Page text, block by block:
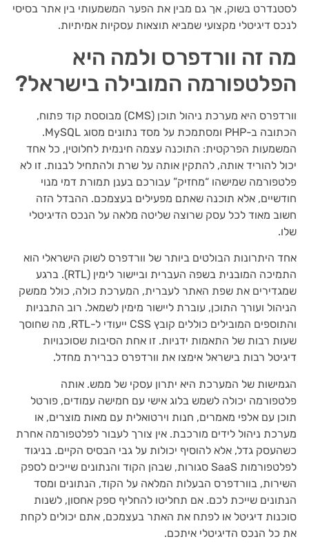
לסטנדרט בשוק, אך גם מבין את הפער המשמעותי בין אתר בסיסי
לנכס דיגיטלי מקצועי שמביא תוצאות עסקיות אמיתיות.
מה זה וורדפרס ולמה היא
הפלטפורמה המובילה בישראל?
וורדפרס היא מערכת ניהול תוכן (CMS) מבוססת קוד פתוח,
הכתובה ב-PHP ומסתמכת על מסד נתונים מסוג MySQL.
המשמעות הפרקטית: התוכנה עצמה חינמית לחלוטין, כל אחד
יכול להוריד אותה, להתקין אותה על שרת ולהתחיל לבנות. זו לא
פלטפורמה שמישהו “מחזיק” עבורכם בענן תמורת דמי מנוי
חודשיים, אלא תוכנה שאתם מפעילים בעצמכם. ההבדל הזה
חשוב מאוד לכל עסק שרוצה שליטה מלאה על הנכס הדיגיטלי
שלו.
אחד היתרונות הבולטים ביותר של וורדפרס לשוק הישראלי הוא
התמיכה המובנית בשפה העברית וביישור לימין (RTL). ברגע
שמגדירים את שפת האתר לעברית, המערכת כולה, כולל ממשק
הניהול ועורך התוכן, עוברת ליישור מימין לשמאל. רוב התבניות
והתוספים המובילים כוללים קובץ CSS ייעודי ל-RTL, מה שחוסך
שעות רבות של התאמות ידניות. זו אחת הסיבות שסוכנויות
דיגיטל רבות בישראל אימצו את וורדפרס כברירת מחדל.
הגמישות של המערכת היא יתרון עסקי של ממש. אותה
פלטפורמה יכולה לשמש בלוג אישי עם חמישה עמודים, פורטל
תוכן עם אלפי מאמרים, חנות וירטואלית עם מאות מוצרים, או
מערכת ניהול לידים מורכבת. אין צורך לעבור לפלטפורמה אחרת
כשהעסק גדל, אלא להוסיף יכולות על גבי הבסיס הקיים. בניגוד
לפלטפורמות SaaS סגורות, שבהן הקוד והנתונים שייכים לספק
השירות, בוורדפרס הבעלות המלאה על הקוד, הנתונים ומסד
הנתונים שייכת לכם. אם תחליטו להחליף ספק אחסון, לשנות
סוכנות דיגיטל או לפתח את האתר בעצמכם, אתם יכולים לקחת
את כל הנכס הדיגיטלי איתכם.